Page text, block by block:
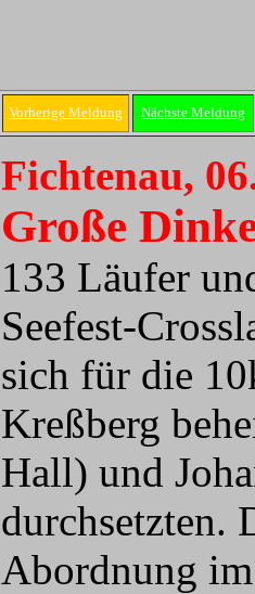
Vorherige Meldung Nächste Meldung
Fichtenau,
Große
133 Läufer
Seefest-
sich für die
Kreßberg
Hall) und
durchsetzten.
Abordnung